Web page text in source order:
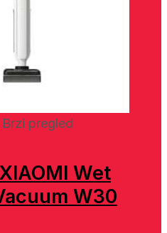
Brzi pregled
Wet
W30